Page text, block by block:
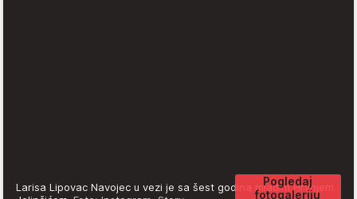
Pogledaj
fotogaleriju
Larisa Lipovac Navojec u vezi je sa šest godina mlađim Hrvojem